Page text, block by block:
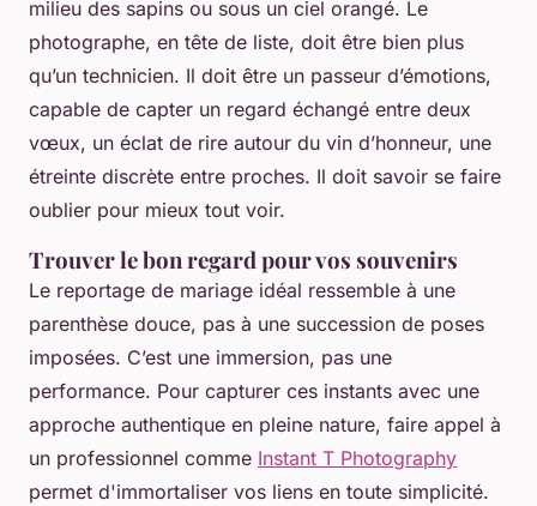
milieu des sapins ou sous un ciel orangé. Le
photographe, en tête de liste, doit être bien plus
qu’un technicien. Il doit être un passeur d’émotions,
capable de capter un regard échangé entre deux
vœux, un éclat de rire autour du vin d’honneur, une
étreinte discrète entre proches. Il doit savoir se faire
oublier pour mieux tout voir.
Trouver le bon regard pour vos souvenirs
Le reportage de mariage idéal ressemble à une
parenthèse douce, pas à une succession de poses
imposées. C’est une immersion, pas une
performance. Pour capturer ces instants avec une
approche authentique en pleine nature, faire appel à
un professionnel comme Instant T Photography
permet d'immortaliser vos liens en toute simplicité.